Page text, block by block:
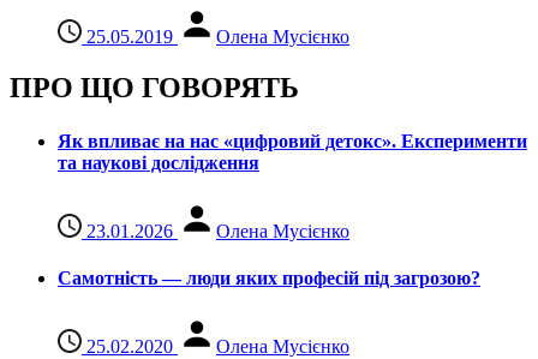
25.05.2019 Олена Мусієнко
ПРО ЩО ГОВОРЯТЬ
Як впливає на нас «цифровий детокс». Експерименти
та наукові дослідження
23.01.2026 Олена Мусієнко
Самотність — люди яких професій під загрозою?
25.02.2020 Олена Мусієнко